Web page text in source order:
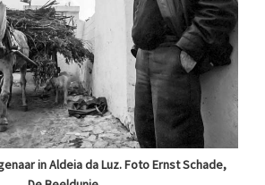
in Aldeia da Luz. Foto Ernst Schade,